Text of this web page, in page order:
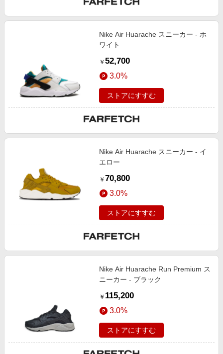
Nike Air Huarache スニーカー - ホ
ワイト
￥ 52,700
3.0%
ストアにすすむ
Nike Air Huarache スニーカー - イ
エロー
￥ 70,800
3.0%
ストアにすすむ
Nike Air Huarache Run Premium ス
ニーカー - ブラック
￥ 115,200
3.0%
ストアにすすむ